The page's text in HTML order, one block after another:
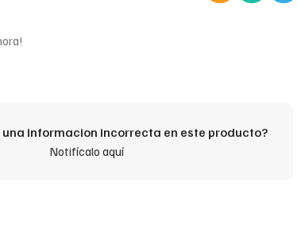
informacion incorrecta en este producto?
Notifícalo aquí